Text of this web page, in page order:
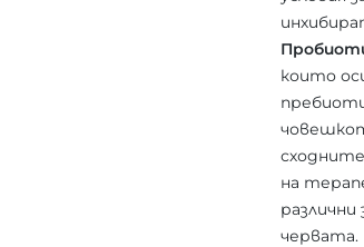
които
на
червата.